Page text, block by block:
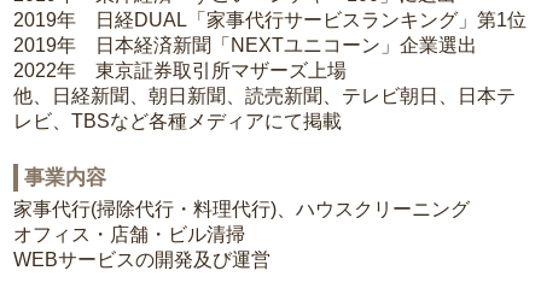
2019年 日経DUAL「家事代行サービスランキング」第1位
2019年 日本経済新聞「NEXTユニコーン」企業選出
2022年 東京証券取引所マザーズ上場
他、日経新聞、朝日新聞、読売新聞、テレビ朝日、日本テ
レビ、TBSなど各種メディアにて掲載
事業内容
家事代行(掃除代行・料理代行)、ハウスクリーニング
オフィス・店舗・ビル清掃
WEBサービスの開発及び運営